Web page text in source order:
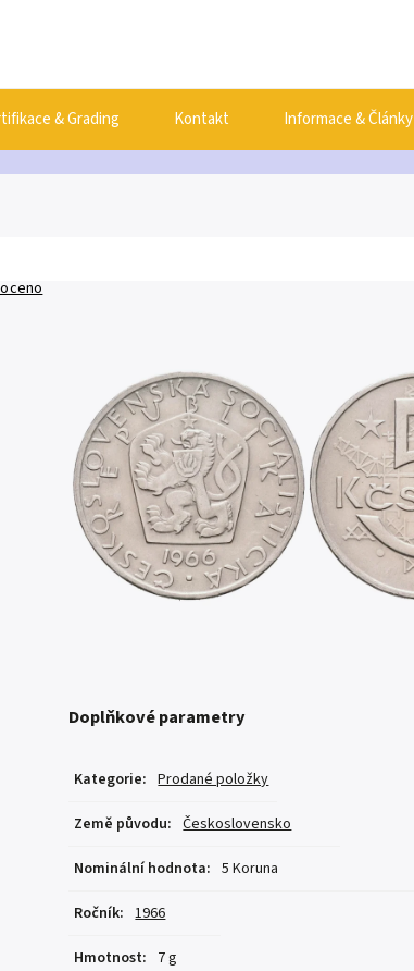
& Grading Kontakt Informace & Články
Doplňkové parametry
Kategorie: Prodané položky
Země původu: Československo
Nominální hodnota: 5 Koruna
Ročník: 1966
Hmotnost: 7 g